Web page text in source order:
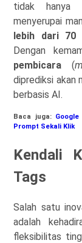
tidak hanya
menyerupai
lebih dari 70
Dengan
pembicara (
diprediksi akan
berbasis AI.
Baca juga:
Prompt Sekali Klik
Kendali
Tags
Salah satu
adalah
fleksibilitas